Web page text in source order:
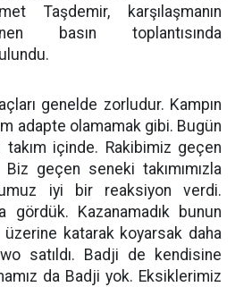
Taşdemir, karşılaşmanın
basın toplantısında
genelde zorludur. Kampın
adapte olamamak gibi. Bugün
içinde. Rakibimiz geçen
geçen seneki takımımızla
iyi bir reaksiyon verdi.
gördük. Kazanamadık bunun
katarak koyarsak daha
satıldı. Badji de kendisine
da Badji yok. Eksiklerimiz